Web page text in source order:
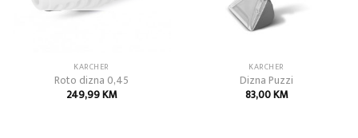
KARCHER
Roto dizna 0,45
249,99KM
KARCHER
Dizna Puzzi
83,00KM